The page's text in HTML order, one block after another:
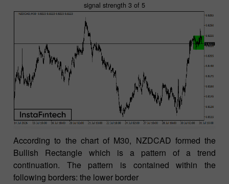
signal strength 3 of 5
According to the chart of M30, NZDCAD formed the
Bullish Rectangle which is a pattern of a trend
continuation. The pattern is contained within the
following borders: the lower border